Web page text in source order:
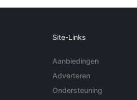
Site-Links
Aanbiedingen
Adverteren
Ondersteuning